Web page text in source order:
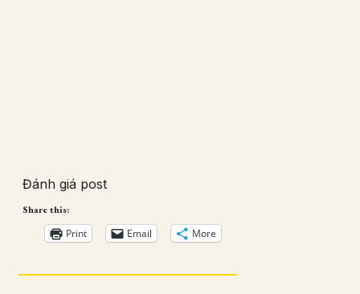
Đánh giá post
Share this:
Print Email More